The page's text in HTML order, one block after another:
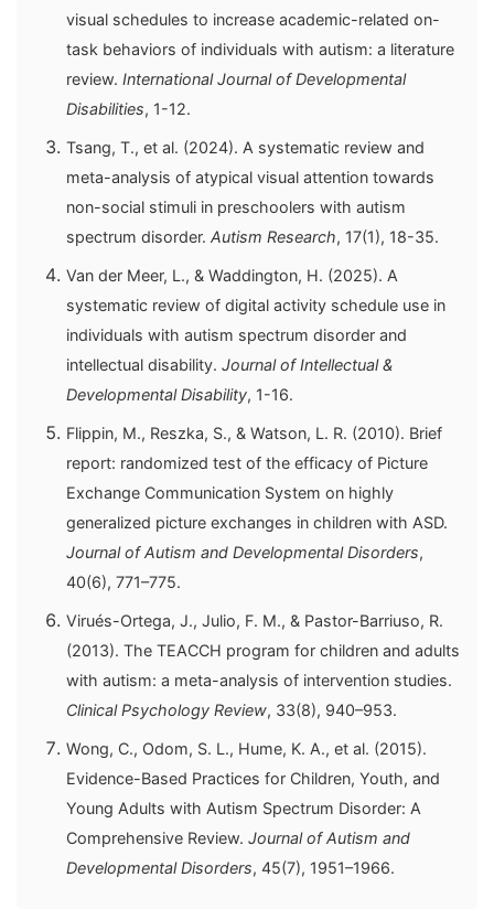
visual schedules to increase academic-related on-
task behaviors of individuals with autism: a literature
review. International Journal of Developmental
Disabilities, 1-12.
Tsang, T., et al. (2024). A systematic review and
meta-analysis of atypical visual attention towards
non-social stimuli in preschoolers with autism
spectrum disorder. Autism Research, 17(1), 18-35.
Van der Meer, L., & Waddington, H. (2025). A
systematic review of digital activity schedule use in
individuals with autism spectrum disorder and
intellectual disability. Journal of Intellectual &
Developmental Disability, 1-16.
Flippin, M., Reszka, S., & Watson, L. R. (2010). Brief
report: randomized test of the efficacy of Picture
Exchange Communication System on highly
generalized picture exchanges in children with ASD.
Journal of Autism and Developmental Disorders,
40(6), 771–775.
Virués-Ortega, J., Julio, F. M., & Pastor-Barriuso, R.
(2013). The TEACCH program for children and adults
with autism: a meta-analysis of intervention studies.
Clinical Psychology Review, 33(8), 940–953.
Wong, C., Odom, S. L., Hume, K. A., et al. (2015).
Evidence-Based Practices for Children, Youth, and
Young Adults with Autism Spectrum Disorder: A
Comprehensive Review. Journal of Autism and
Developmental Disorders, 45(7), 1951–1966.